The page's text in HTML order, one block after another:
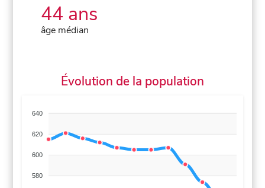
44 ans
âge médian
Évolution de la population
640
620
600
580